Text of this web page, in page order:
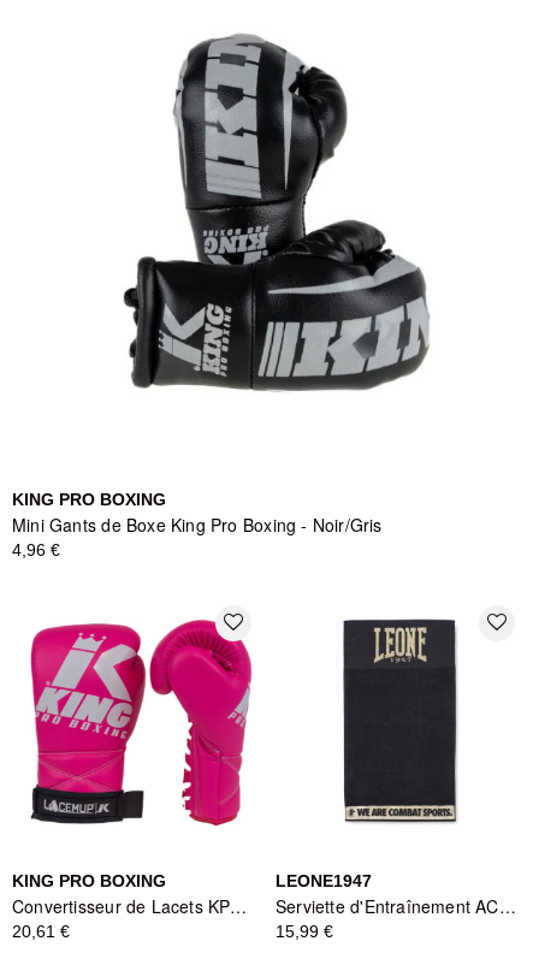
KING PRO BOXING
Mini Gants de Boxe King Pro Boxing - Noir/Gris
4,96 €
favorite_border
KING PRO BOXING
Convertisseur de Lacets KPB LACEMUP Pink/White - King Pro Boxing
20,61 €
favorite_border
LEONE1947
Serviette d'Entraînement AC922 Noir Leone1947
15,99 €